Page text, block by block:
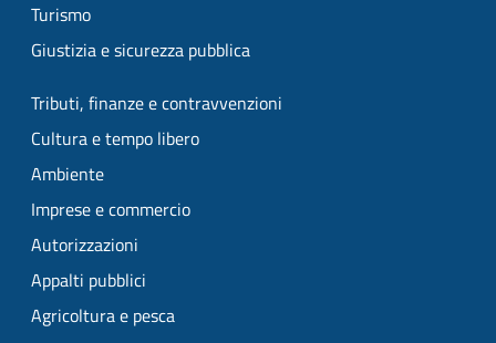
Turismo
Giustizia e sicurezza pubblica
Tributi, finanze e contravvenzioni
Cultura e tempo libero
Ambiente
Imprese e commercio
Autorizzazioni
Appalti pubblici
Agricoltura e pesca